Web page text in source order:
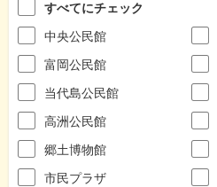
すべてにチェック
中央公民館
富岡公民館
当代島公民館
高洲公民館
郷土博物館
市民プラザ